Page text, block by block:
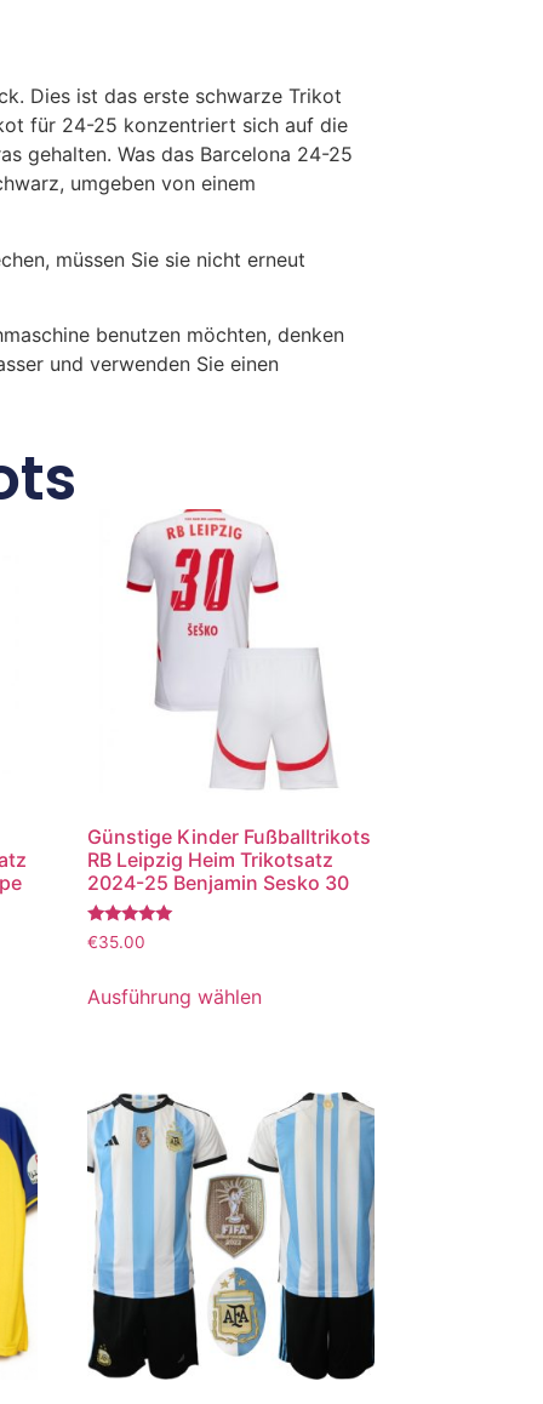
Dies ist das erste schwarze Trikot
für 24-25 konzentriert sich auf die
gehalten. Was das Barcelona 24-25
umgeben von einem
müssen Sie sie nicht erneut
benutzen möchten, denken
und verwenden Sie einen
Günstige Kinder Fußballtrikots
RB Leipzig Heim Trikotsatz
2024-25 Benjamin Sesko 30
Bewertet
mit
von 5
€35.00
Ausführung wählen